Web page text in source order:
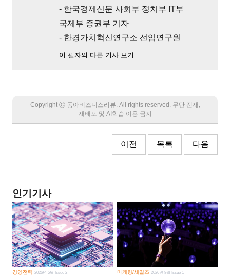
- 한국경제신문 사회부 정치부 IT부
국제부 증권부 기자
- 한경가치혁신연구소 선임연구원
이 필자의 다른 기사 보기
Copyright Ⓒ 동아비즈니스리뷰. All rights reserved. 무단 전재,
재배포 및 AI학습 이용 금지
이전 목록 다음
인기기사
경영전략 2026년 5월 Issue 2 마케팅/세일즈 2026년 8월 Issue 1